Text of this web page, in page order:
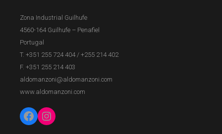
Zona Industrial Guilhufe
4560-164 Guilhufe – Penafiel
Portugal
T. +351 255 724 404/+255 214 402
F. +351 255 214 403
aldomanzoni@aldomanzoni.com
www.aldomanzoni.com
Facebook
Instagram